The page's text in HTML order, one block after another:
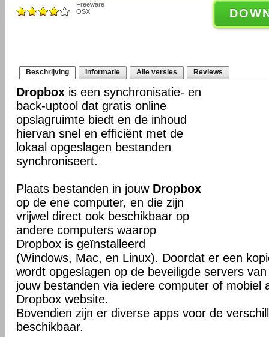
Freeware
OSX
Beschrijving Informatie Alle versies Reviews
Dropbox is een synchronisatie- en
back-uptool dat gratis online
opslagruimte biedt en de inhoud
hiervan snel en efficiënt met de
lokaal opgeslagen bestanden
synchroniseert.
Plaats bestanden in jouw Dropbox
op de ene computer, en die zijn
vrijwel direct ook beschikbaar op
andere computers waarop
Dropbox is geïnstalleerd
(Windows, Mac, en Linux). Doordat er een
wordt opgeslagen op de beveiligde servers
jouw bestanden via iedere computer of mobiel
Dropbox website.
Bovendien zijn er diverse apps voor de
beschikbaar.